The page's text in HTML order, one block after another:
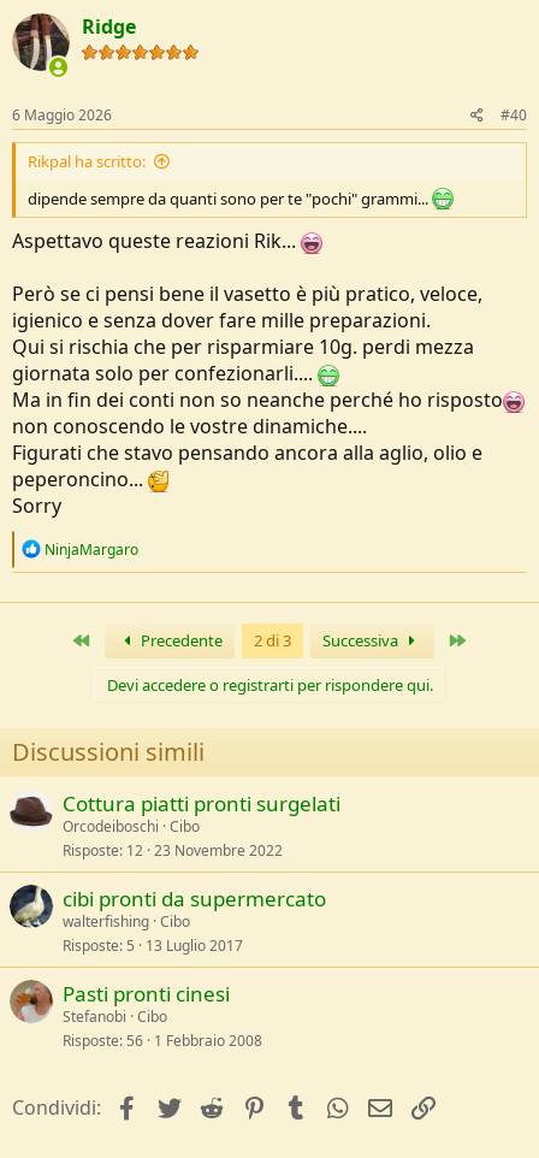
c
t
i
o
s
:
Ridge
6 Maggio 2026 #40
Rikpal ha scritto:
dipende sempre da quanti sono per te "pochi" grammi...
Aspettavo queste reazioni Rik...
Però se ci pensi bene il vasetto è più pratico, veloce,
igienico e senza dover fare mille preparazioni.
Qui si rischia che per risparmiare 10g. perdi mezza
giornata solo per confezionarli....
Ma in fin dei conti non so neanche perché ho risposto
non conoscendo le vostre dinamiche....
Figurati che stavo pensando ancora alla aglio, olio e
peperoncino...
Sorry
R
e
c
NinjaMargaro
Primo Precedente 2 di 3 Successiva
Devi accedere o registrarti per rispondere qui.
Discussioni simili
Cottura piatti pronti surgelati
Orcodeiboschi Cibo
Risposte 12 23 Novembre 2022
cibi pronti da supermercato
walterfishing Cibo
Risposte 5 13 Luglio 2017
Pasti pronti cinesi
Stefanobi Cibo
Risposte 56 1 Febbraio 2008
Condividi: facebookTwitterReddit PinterestTumblrWhatsApp
e-mail